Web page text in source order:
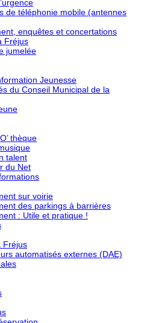
de téléphonie mobile (antennes
enquêtes et concertations
Fréjus
jumelée
Jeunesse
du Conseil Municipal de la
thèque
talent
du Net
sur voirie
des parkings à barrières
: Utile et pratique !
Fréjus
automatisés externes (DAE)